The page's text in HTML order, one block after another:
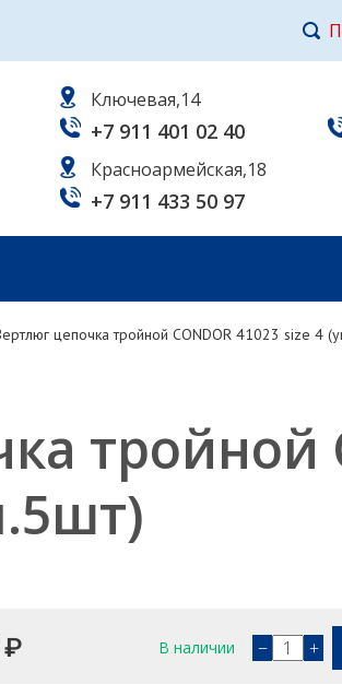
Ключевая,14
+7 911 401 02 40
Красноармейская,18
+7 911 433 50 97
цепочка тройной CONDOR 41023 size 4
тройной
₽ В наличии − +